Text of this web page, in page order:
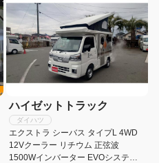
ハイゼットトラック
ダイハツ
エクストラ シーバス タイプL 4WD
12Vクーラー リチウム 正弦波
1500Wインバーター EVOシステム